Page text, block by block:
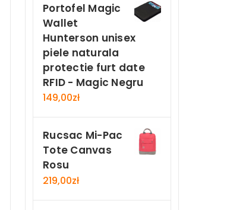
Portofel Magic
Wallet
Hunterson unisex
piele naturala
protectie furt date
RFID - Magic Negru
149,00zł
Rucsac Mi-Pac
Tote Canvas
Rosu
219,00zł